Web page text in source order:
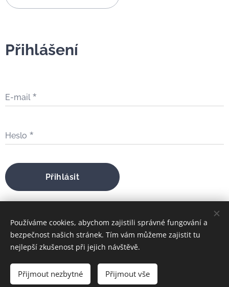
Přihlášení
E-mail
Heslo
Přihlásit
bratrfilip@gmail.com
FILIP MARIA ŠTOJDL
Používáme cookies, abychom zajistili správné fungování a
bezpečnost našich stránek. Tím vám můžeme zajistit tu
nejlepší zkušenost při jejich návštěvě.
Přijmout nezbytné Přijmout vše